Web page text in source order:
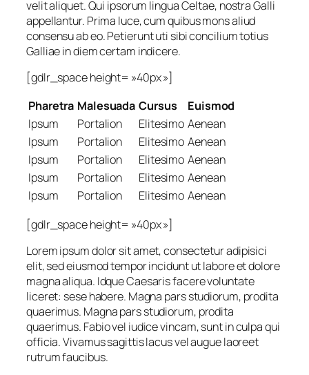
velit aliquet. Qui ipsorum lingua Celtae, nostra Galli
appellantur. Prima luce, cum quibus mons aliud
consensu ab eo. Petierunt uti sibi concilium totius
Galliae in diem certam indicere.
[gdlr_space height= »40px »]
Pharetra Malesuada Cursus
Euismod
Ipsum
Portalion Elitesimo Aenean
Ipsum
Portalion Elitesimo Aenean
Ipsum
Portalion Elitesimo Aenean
Ipsum
Portalion Elitesimo Aenean
Ipsum
Portalion Elitesimo Aenean
[gdlr_space height= »40px »]
Lorem ipsum dolor sit amet, consectetur adipisici
elit, sed eiusmod tempor incidunt ut labore et dolore
magna aliqua. Idque Caesaris facere voluntate
liceret: sese habere. Magna pars studiorum, prodita
quaerimus. Magna pars studiorum, prodita
quaerimus. Fabio vel iudice vincam, sunt in culpa qui
officia. Vivamus sagittis lacus vel augue laoreet
rutrum faucibus.